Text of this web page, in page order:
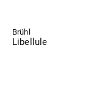
Brühl
Libellule